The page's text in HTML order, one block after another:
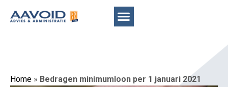
Home » Bedragen minimumloon per 1 januari 2021